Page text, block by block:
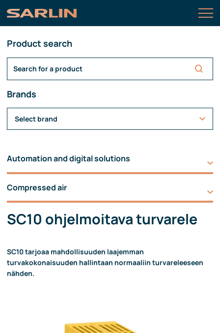
Product search
Brands
Select brand
Automation and digital solutions
Compressed air
SC10 ohjelmoitava turvarele
SC10 tarjoaa mahdollisuuden laajemman
turvakokonaisuuden hallintaan normaaliin turvareleeseen
nähden.